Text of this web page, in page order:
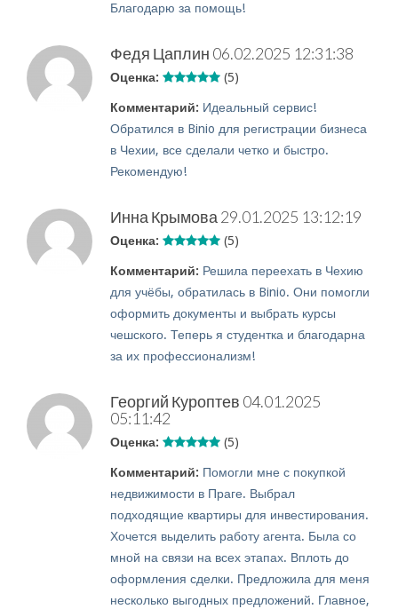
Благодарю за помощь!
Федя Цаплин 06.02.2025 12:31:38
Оценка: (5)
Комментарий: Идеальный сервис!
Обратился в Binio для регистрации бизнеса
в Чехии, все сделали четко и быстро.
Рекомендую!
Инна Крымова 29.01.2025 13:12:19
Оценка: (5)
Комментарий: Решила переехать в Чехию
для учёбы, обратилась в Binio. Они помогли
оформить документы и выбрать курсы
чешского. Теперь я студентка и благодарна
за их профессионализм!
Георгий Куроптев 04.01.2025
05:11:42
Оценка: (5)
Комментарий: Помогли мне с покупкой
недвижимости в Праге. Выбрал
подходящие квартиры для инвестирования.
Хочется выделить работу агента. Была со
мной на связи на всех этапах. Вплоть до
оформления сделки. Предложила для меня
несколько выгодных предложений. Главное,